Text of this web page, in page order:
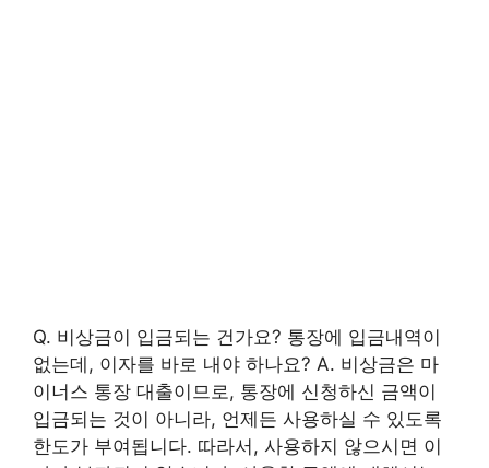
Q. 비상금이 입금되는 건가요? 통장에 입금내역이
없는데, 이자를 바로 내야 하나요? A. 비상금은 마
이너스 통장 대출이므로, 통장에 신청하신 금액이
입금되는 것이 아니라, 언제든 사용하실 수 있도록
한도가 부여됩니다. 따라서, 사용하지 않으시면 이